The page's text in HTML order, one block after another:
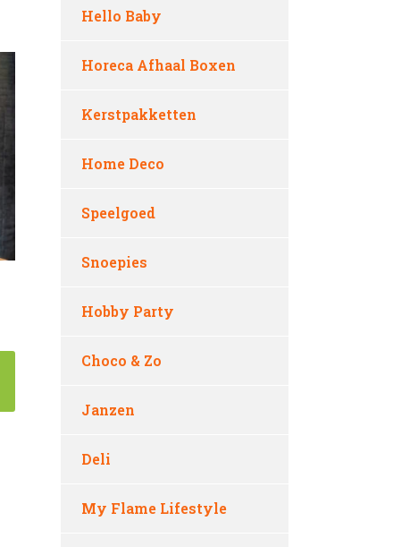
Hello Baby
Horeca Afhaal Boxen
Kerstpakketten
Home Deco
Speelgoed
Snoepies
Hobby Party
Choco & Zo
Janzen
Deli
My Flame Lifestyle